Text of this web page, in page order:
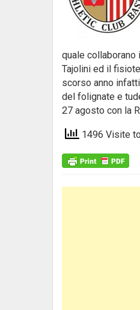
quale
Tajolini ed il
scorso anno
del folignate e
27 agosto con la
1496 Visite